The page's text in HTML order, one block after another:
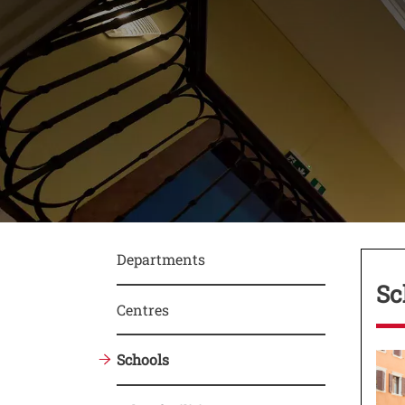
Departments
Centres
Schools